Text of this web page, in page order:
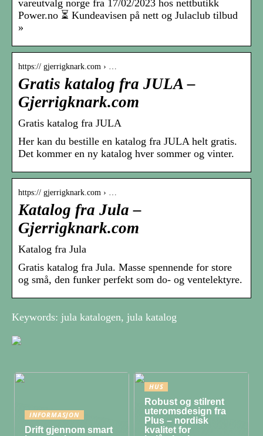
vareutvalg norge fra 17/02/2023 hos nettbutikk
Power.no ⏳ Kundeavisen på nett og Julaclub tilbud
»
https:// gjerrigknark.com › …
Gratis katalog fra JULA –
Gjerrigknark.com
Gratis katalog fra JULA
Her kan du bestille en katalog fra JULA helt gratis.
Det kommer en ny katalog hver sommer og vinter.
https:// gjerrigknark.com › …
Katalog fra Jula –
Gjerrigknark.com
Katalog fra Jula
Gratis katalog fra Jula. Masse spennende for store
og små, den funker perfekt som do- og ventelektyre.
Keywords: jula katalogen, jula katalog
INFORMASJON
Drift gjennom smart
HUS
Robust og stilrent
uteromsdesign fra
Plus – nordisk
kvalitet for